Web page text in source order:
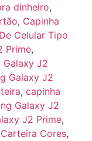
dinheiro,
, Capinha
Celular Tipo
Prime,
Galaxy J2
Galaxy J2
, capinha
Galaxy J2
J2 Prime,
Cores,